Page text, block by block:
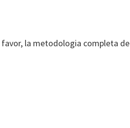
la metodologia completa de